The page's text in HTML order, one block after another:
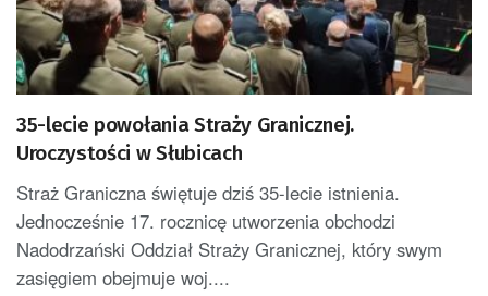
35-lecie powołania Straży Granicznej.
Uroczystości w Słubicach
Straż Graniczna świętuje dziś 35-lecie istnienia.
Jednocześnie 17. rocznicę utworzenia obchodzi
Nadodrzański Oddział Straży Granicznej, który swym
zasięgiem obejmuje woj....